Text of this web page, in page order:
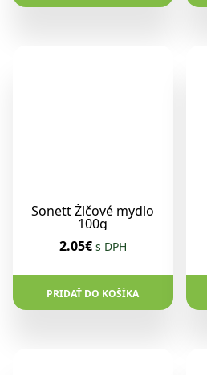
Sonett Žlčové mydlo
100g
2.05€ s DPH
PRIDAŤ DO KOŠÍKA